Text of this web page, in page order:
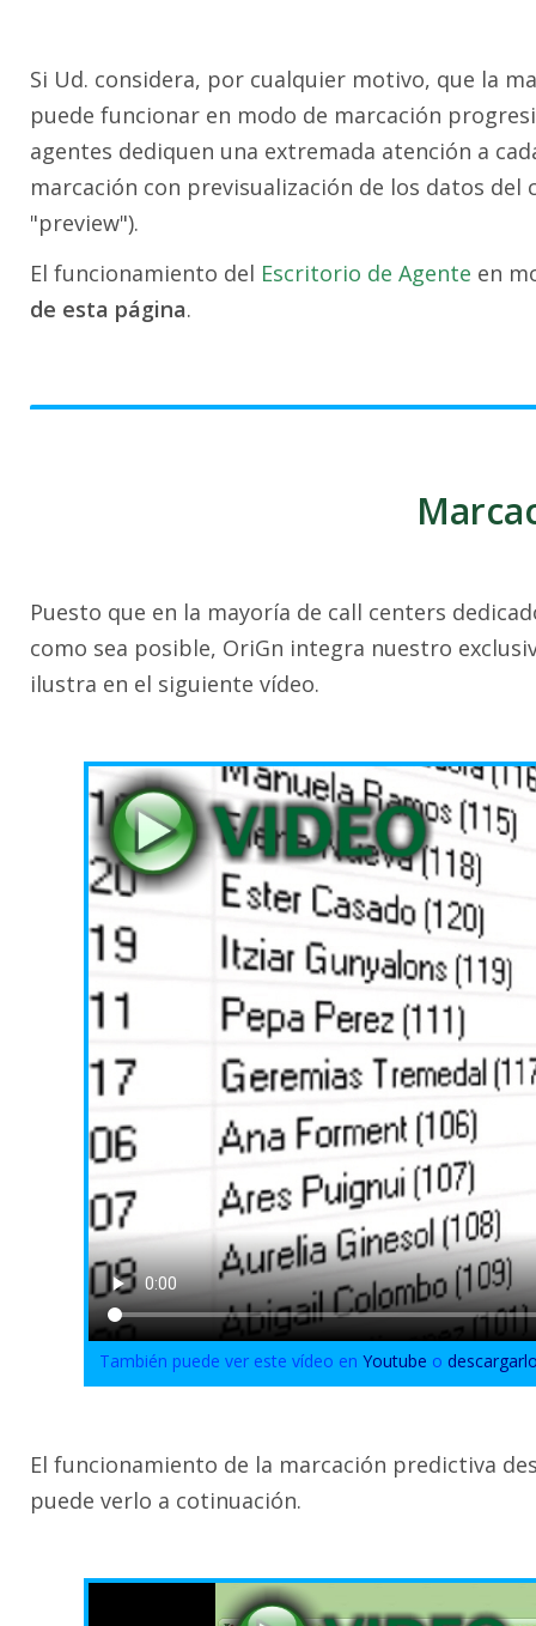
Si Ud. considera, por cualquier motivo, que la
puede funcionar en modo de marcación
agentes dediquen una extremada atención a
marcación con previsualización de los datos
"preview").
El funcionamiento del Escritorio de Agente en
de esta página.
Puesto que en la mayoría de call centers
como sea posible, OriGn integra nuestro
ilustra en el siguiente vídeo.
También puede ver este vídeo enYoutube o
El funcionamiento de la marcación predictiva
puede verlo a cotinuación.